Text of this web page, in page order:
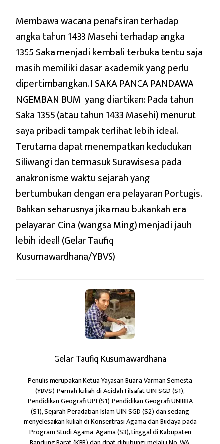
Membawa wacana penafsiran terhadap
angka tahun 1433 Masehi terhadap angka
1355 Saka menjadi kembali terbuka tentu saja
masih memiliki dasar akademik yang perlu
dipertimbangkan. I SAKA PANCA PANDAWA
NGEMBAN BUMI yang diartikan: Pada tahun
Saka 1355 (atau tahun 1433 Masehi) menurut
saya pribadi tampak terlihat lebih ideal.
Terutama dapat menempatkan kedudukan
Siliwangi dan termasuk Surawisesa pada
anakronisme waktu sejarah yang
bertumbukan dengan era pelayaran Portugis.
Bahkan seharusnya jika mau bukankah era
pelayaran Cina (wangsa Ming) menjadi jauh
lebih ideal! (Gelar Taufiq
Kusumawardhana/YBVS)
Gelar Taufiq Kusumawardhana
Penulis merupakan Ketua Yayasan Buana Varman Semesta
(YBVS). Pernah kuliah di Aqidah Filsafat UIN SGD (S1),
Pendidikan Geografi UPI (S1), Pendidikan Geografi UNIBBA
(S1), Sejarah Peradaban Islam UIN SGD (S2) dan sedang
menyelesaikan kuliah di Konsentrasi Agama dan Budaya pada
Program Studi Agama-Agama (S3), tinggal di Kabupaten